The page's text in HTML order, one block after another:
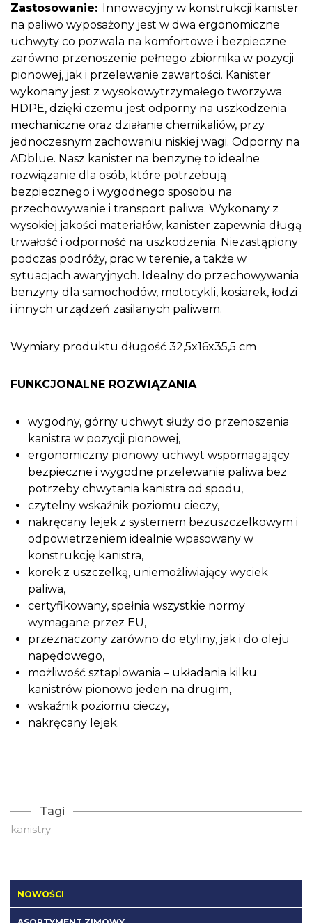
NOWOŚCI
Zastosowanie: Innowacyjny w konstrukcji kanister
na paliwo wyposażony jest w dwa ergonomiczne
uchwyty co pozwala na komfortowe i bezpieczne
zarówno przenoszenie pełnego zbiornika w pozycji
pionowej, jak i przelewanie zawartości. Kanister
wykonany jest z wysokowytrzymałego tworzywa
HDPE, dzięki czemu jest odporny na uszkodzenia
mechaniczne oraz działanie chemikaliów, przy
jednoczesnym zachowaniu niskiej wagi. Odporny na
ADblue. Nasz kanister na benzynę to idealne
rozwiązanie dla osób, które potrzebują
bezpiecznego i wygodnego sposobu na
przechowywanie i transport paliwa. Wykonany z
wysokiej jakości materiałów, kanister zapewnia długą
trwałość i odporność na uszkodzenia. Niezastąpiony
podczas podróży, prac w terenie, a także w
sytuacjach awaryjnych. Idealny do przechowywania
benzyny dla samochodów, motocykli, kosiarek, łodzi
i innych urządzeń zasilanych paliwem.
Wymiary produktu długość 32,5x16x35,5 cm
FUNKCJONALNE ROZWIĄZANIA
wygodny, górny uchwyt służy do przenoszenia
kanistra w pozycji pionowej,
ergonomiczny pionowy uchwyt wspomagający
bezpieczne i wygodne przelewanie paliwa bez
potrzeby chwytania kanistra od spodu,
czytelny wskaźnik poziomu cieczy,
nakręcany lejek z systemem bezuszczelkowym i
odpowietrzeniem idealnie wpasowany w
konstrukcję kanistra,
korek z uszczelką, uniemożliwiający wyciek
paliwa,
certyfikowany, spełnia wszystkie normy
wymagane przez EU,
przeznaczony zarówno do etyliny, jak i do oleju
napędowego,
możliwość sztaplowania – układania kilku
kanistrów pionowo jeden na drugim,
wskaźnik poziomu cieczy,
nakręcany lejek.
Tagi
kanistry